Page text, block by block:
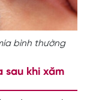
bình thường
sau khi xăm